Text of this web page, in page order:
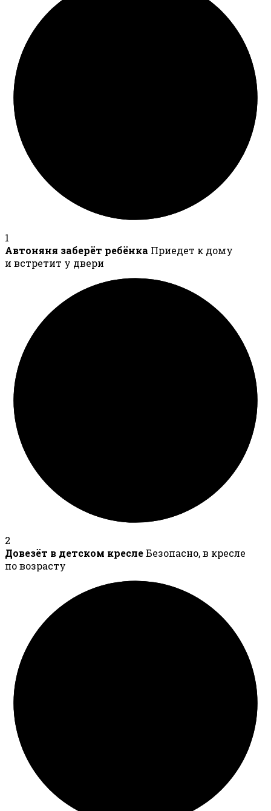
1
Автоняня заберёт ребёнка Приедет к дому
и встретит у двери
2
Довезёт в детском креслеБезопасно, в кресле
по возрасту